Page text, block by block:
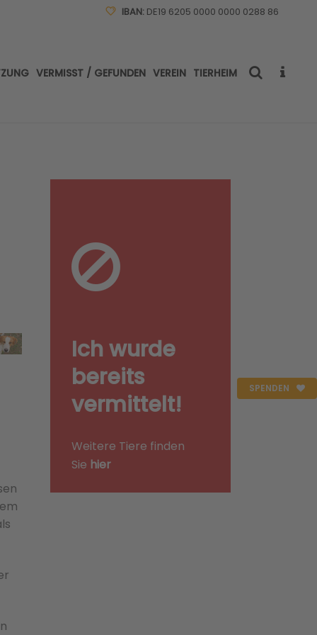
IBAN: DE19 6205 0000 0000 0288 86
VERMISST / GEFUNDEN VEREIN TIERHEIM
SPENDEN
Ich wurde
bereits
vermittelt!
Weitere Tiere finden
Sie hier